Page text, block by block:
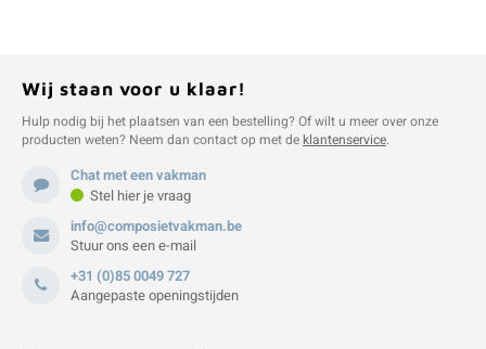
Wij staan voor u klaar!
Hulp nodig bij het plaatsen van een bestelling? Of wilt u meer over onze
producten weten? Neem dan contact op met deklantenservice.
Chat met een vakman
Stel hier je vraag
info@composietvakman.be
Stuur ons een e-mail
+31 (0)85 0049 727
Aangepaste openingstijden